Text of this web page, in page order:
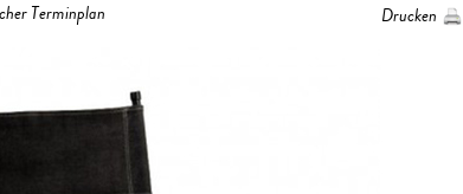
Terminplan Drucken